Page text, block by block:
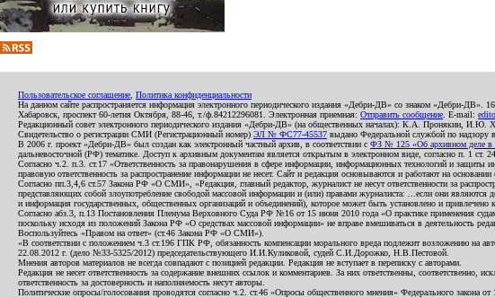
Пользовательское соглашение Политика конфиденциальности
На данном сайте распространяется информация электронного периодического издания «Дебри-ДВ» со знаком «Дебри-
Хабаровск, проспект 60-летия Октября, 88-46, т./ф.84212296081. Электронная приемная: Отправить сообщение . E-mail:
Редакционный совет электронного периодического издания «Дебри-ДВ» (на общественных началах): К.А.
Свидетельство о регистрации СМИ (Регистрационный номер) ЭЛ № ФС77-45537 выдано Федеральной службой по надзору
В 2006 г. проект «Дебри-ДВ» был создан как электронный частный архив, в соответствии с ФЗ № 125 «Об архивном деле в
дальневосточной (РФ) тематике. Доступ к архивным документам является открытым в электронном виде, согласно п. 1 ст.
Согласно ч.2. п.3. ст.17 «Ответственность за правонарушения в сфере информации, информационных технологий и защиты
правовую ответственность за распространение информации не несет. Сайт и редакция основываются и работают на
Согласно пп.3,4,6 ст.57 Закона РФ «О СМИ», «Редакция, главный редактор, журналист не несут ответственности за
представляющих собой злоупотребление свободой массовой информации и (или) правами журналиста: ...если они
и информация государственных, общественных организаций и объединений), которое может быть установлено и привлечено
Согласно абз.3, п.13 Постановления Пленума Верховного Суда РФ №16 от 15 июня 2010 года «О практике применения
поскольку исходя из положений Закона РФ «О средствах массовой информации» не вправе вмешиваться в деятельность
Воспользуйтесь «Правом на ответ» (ст.46 Закона РФ «О СМИ»).
«В соответствии с положением ч.3 ст.196 ГПК РФ, обязанность компенсации морального вреда подлежит возложению на
22.08.2012 г. (дело №33-5325/2012) председательствующего И.И.Куликовой, судей С.И.Дорожко, Н.В.Пестовой.
Мнения авторов материалов не всегда совпадают с позицией редакции. Редакция не вступает в переписку с авторами.
Редакция не несет ответственность за содержание внешних ссылок и комментариев. За них ответственны,
ответственность за достоверность и наполняемость несут авторы.
Политические опросы/голосования проводятся согласно ч.2. ст.46 «Опросы общественного мнения» Федерального закона